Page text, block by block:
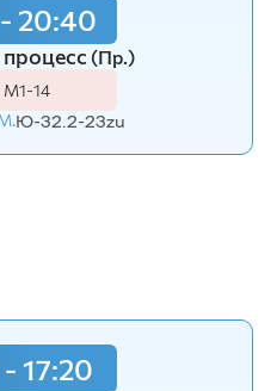
20:40
(Пр.)
М1-14
Ю-32.2-23zu
17:20